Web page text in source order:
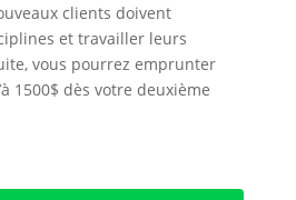
clients doivent
et travailler leurs
vous pourrez emprunter
1500$ dès votre deuxième